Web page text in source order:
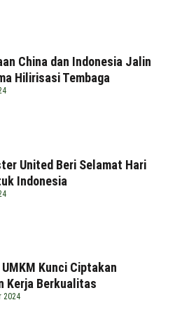
China dan Indonesia Jalin
Hilirisasi Tembaga
United Beri Selamat Hari
Indonesia
Kunci Ciptakan
Kerja Berkualitas
2024